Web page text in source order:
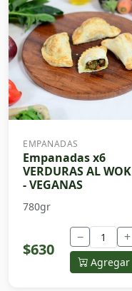
EMPANADAS
Empanadas x6
VERDURAS AL WOK
- VEGANAS
780gr
$630
− +
Agregar